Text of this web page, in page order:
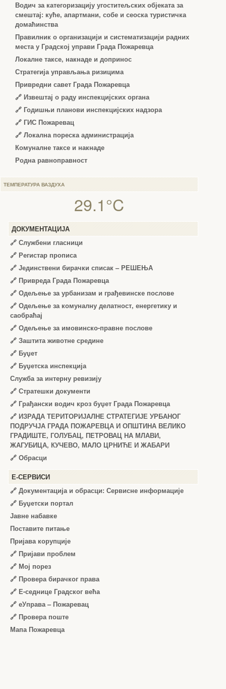
Водич за категоризацију угоститељских објеката за
смештај: куће, апартмани, собе и сеоска туристичка
домаћинства
Правилник о организацији и систематизацији радних
места у Градској управи Града Пожаревца
Локалне таксе, накнаде и допринос
Стратегија управљања ризицима
Привредни савет Града Пожаревца
🔗 Извештај о раду инспекцијских органа
🔗 Годишњи планови инспекцијских надзора
🔗 ГИС Пожаревац
🔗 Локална пореска администрација
Комуналне таксе и накнаде
Родна равноправност
ТЕМПЕРАТУРА ВАЗДУХА
29.1°C
ДОКУМЕНТАЦИЈА
🔗 Службени гласници
🔗 Регистар прописа
🔗 Јединствени бирачки списак – РЕШЕЊА
🔗 Привреда Града Пожаревца
🔗 Одељење за урбанизам и грађевинске послове
🔗 Одељење за комуналну делатност, енергетику и
саобраћај
🔗 Одељење за имовинско-правне послове
🔗 Заштита животне средине
🔗 Буџет
🔗 Буџетска инспекција
Служба за интерну ревизију
🔗 Стратешки документи
🔗 Грађански водич кроз буџет Града Пожаревца
🔗 ИЗРАДА ТЕРИТОРИЈАЛНЕ СТРАТЕГИЈЕ УРБАНОГ
ПОДРУЧЈА ГРАДА ПОЖАРЕВЦА И ОПШТИНА ВЕЛИКО
ГРАДИШТЕ, ГОЛУБАЦ, ПЕТРОВАЦ НА МЛАВИ,
ЖАГУБИЦА, КУЧЕВО, МАЛО ЦРНИЋЕ И ЖАБАРИ
🔗 Обрасци
Е-СЕРВИСИ
🔗 Документација и обрасци: Сервисне информације
🔗 Буџетски портал
Јавне набавке
Поставите питање
Пријава корупције
🔗 Пријави проблем
🔗 Мој порез
🔗 Провера бирачког права
🔗 Е-седнице Градског већа
🔗 еУправа – Пожаревац
🔗 Провера поште
Мапа Пожаревца